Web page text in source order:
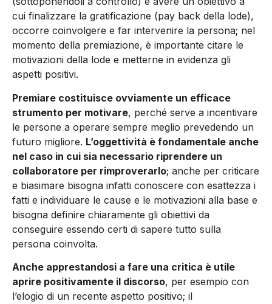
cui finalizzare la gratificazione (pay back della lode),
occorre coinvolgere e far intervenire la persona; nel
momento della premiazione, è importante citare le
motivazioni della lode e metterne in evidenza gli
aspetti positivi.
Premiare costituisce ovviamente un efficace
strumento per motivare, perché serve a incentivare
le persone a operare sempre meglio prevedendo un
futuro migliore. L’oggettività è fondamentale anche
nel caso in cui sia necessario riprendere un
collaboratore per rimproverarlo; anche per criticare
e biasimare bisogna infatti conoscere con esattezza i
fatti e individuare le cause e le motivazioni alla base e
bisogna definire chiaramente gli obiettivi da
conseguire essendo certi di sapere tutto sulla
persona coinvolta.
Anche apprestandosi a fare una critica è utile
aprire positivamente il discorso, per esempio con
l’elogio di un recente aspetto positivo; il